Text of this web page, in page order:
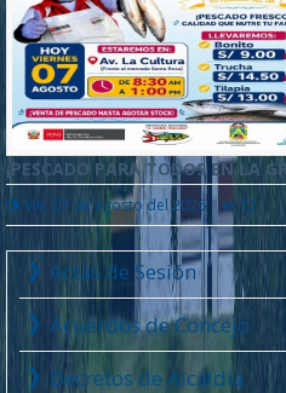
¡PESCADO PARA TODOS EN LA
Vie, 07 de agosto del 2026 12
Actas de Sesión
Acuerdos de Concejo
Decretos de Alcaldía